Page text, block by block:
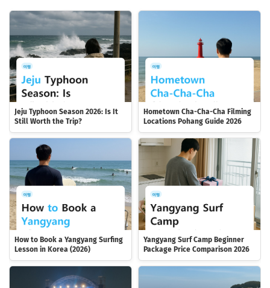
Jeju Typhoon Season 2026: Is It
Still Worth the Trip?
Hometown Cha-Cha-Cha Filming
Locations Pohang Guide 2026
How to Book a Yangyang Surfing
Lesson in Korea (2026)
Yangyang Surf Camp Beginner
Package Price Comparison 2026